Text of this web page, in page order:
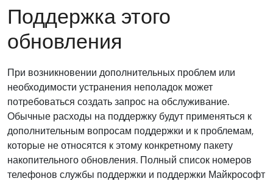
Поддержка этого
обновления
При возникновении дополнительных проблем или
необходимости устранения неполадок может
потребоваться создать запрос на обслуживание.
Обычные расходы на поддержку будут применяться к
дополнительным вопросам поддержки и к проблемам,
которые не относятся к этому конкретному пакету
накопительного обновления. Полный список номеров
телефонов службы поддержки и поддержки Майкрософт